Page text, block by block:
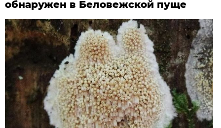
обнаружен в Беловежской пуще